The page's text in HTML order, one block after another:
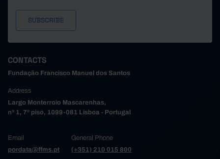
CONTACTS
Fundação Francisco Manuel dos Santos
Address
Largo Monterroio Mascarenhas,
nº 1, 7º piso, 1099-081 Lisboa - Portugal
Email
pordata@ffms.pt
General Phone
(+351) 210 015 800